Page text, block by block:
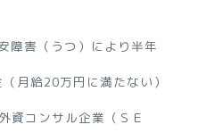
障害（うつ）により半年
月給20万円に満たない）
資コンサル企業（ＳＥ